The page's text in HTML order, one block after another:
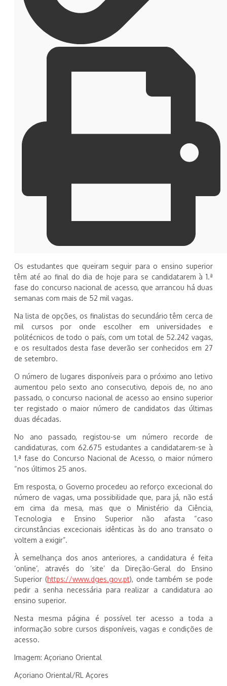
Os estudantes que queiram seguir para o ensino superior
têm até ao final do dia de hoje para se candidatarem à 1.ª
fase do concurso nacional de acesso, que arrancou há duas
semanas com mais de 52 mil vagas.
Na lista de opções, os finalistas do secundário têm cerca de
mil cursos por onde escolher em universidades e
politécnicos de todo o país, com um total de 52.242 vagas,
e os resultados desta fase deverão ser conhecidos em 27
de setembro.
O número de lugares disponíveis para o próximo ano letivo
aumentou pelo sexto ano consecutivo, depois de, no ano
passado, o concurso nacional de acesso ao ensino superior
ter registado o maior número de candidatos das últimas
duas décadas.
No ano passado, registou-se um número recorde de
candidaturas, com 62.675 estudantes a candidatarem-se à
1.ª fase do Concurso Nacional de Acesso, o maior número
“nos últimos 25 anos.
Em resposta, o Governo procedeu ao reforço excecional do
número de vagas, uma possibilidade que, para já, não está
em cima da mesa, mas que o Ministério da Ciência,
Tecnologia e Ensino Superior não afasta “caso
circunstâncias excecionais idênticas às do ano transato o
voltem a exigir”.
À semelhança dos anos anteriores, a candidatura é feita
‘online’, através do ‘site’ da Direção-Geral do Ensino
Superior (https://www.dges.gov.pt), onde também se pode
pedir a senha necessária para realizar a candidatura ao
ensino superior.
Nesta mesma página é possível ter acesso a toda a
informação sobre cursos disponíveis, vagas e condições de
acesso.
Imagem: Açoriano Oriental
Açoriano Oriental/RL Açores